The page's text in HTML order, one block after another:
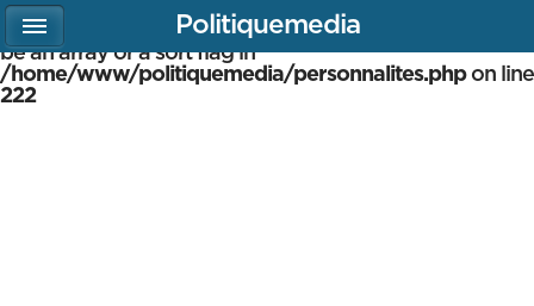
Warning
: array_multisort(): Argument #1 is expected to
be an array or a sort flag in
/home/www/politiquemedia/personnalites.phpon line
222
Politiquemedia